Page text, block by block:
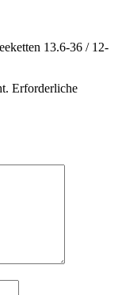
13.6-36 / 12-
Erforderliche